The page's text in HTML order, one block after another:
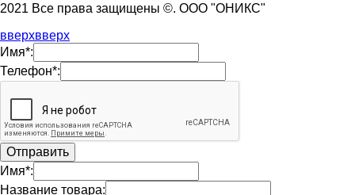
2021 Все права защищены ©. ООО "ОНИКС"
вверхвверх
Имя*:
Телефон*:
Имя*:
Название товара: